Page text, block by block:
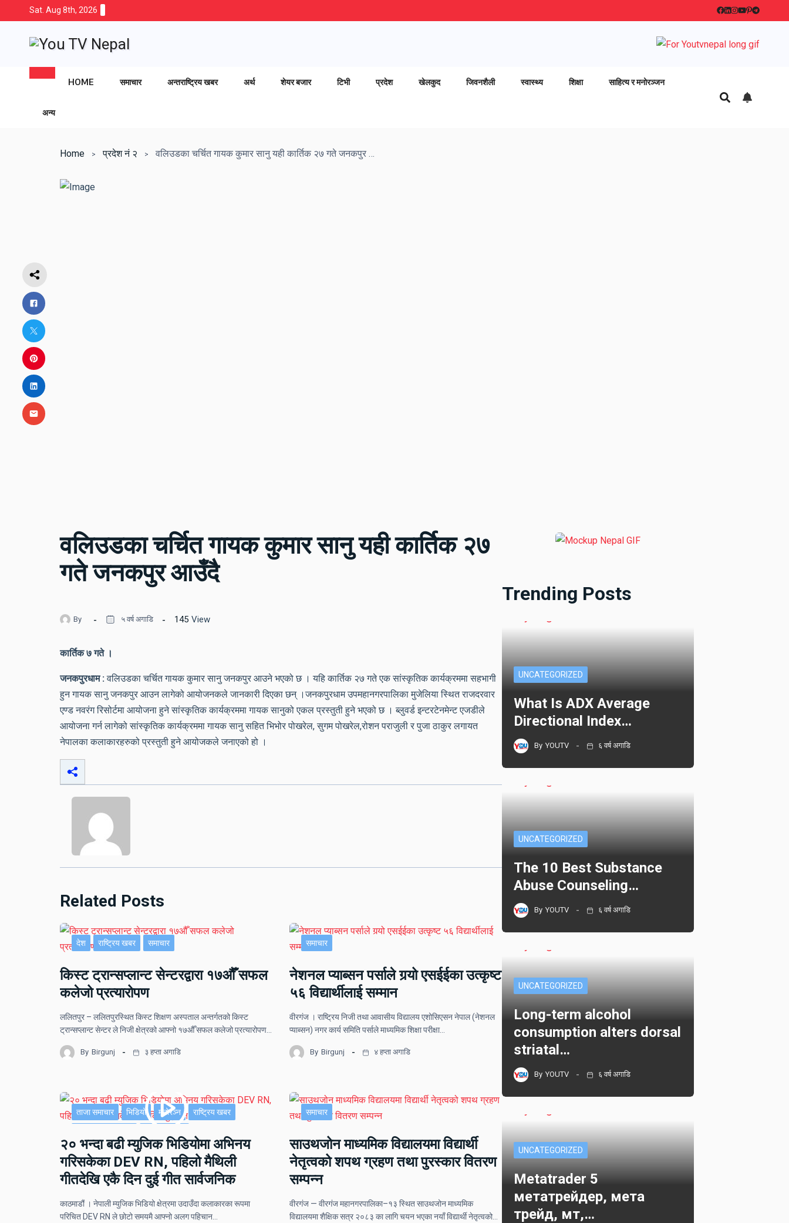
Sat. Aug 8th, 2026
HOME समाचार अन्तराष्ट्रिय खबर अर्थ शेयर बजार टिभी प्रदेश खेलकुद जिवनशैली स्वास्थ्य शिक्षा साहित्य र मनोरञ्जन
अन्य
Home प्रदेश नं २ वलिउडका चर्चित गायक कुमार सानु यही कार्तिक २७ गते जनकपुर आउँदै
वलिउडका चर्चित गायक कुमार सानु यही कार्तिक २७
गते जनकपुर आउँदै
By ५ वर्ष अगाडि 145 View
कार्तिक ७ गते ।
जनकपुरधाम :वलिउडका चर्चित गायक कुमार सानु जनकपुर आउने भएको छ । यहि कार्तिक २७ गते एक सांस्कृतिक कार्यक्रममा सहभागी
हुन गायक सानु जनकपुर आउन लागेको आयोजनकले जानकारी दिएका छन् ।जनकपुरधाम उपमहानगरपालिका मुजेलिया स्थित राजदरवार
एण्ड नवरंग रिसोर्टमा आयोजना हुने सांस्कृतिक कार्यक्रममा गायक सानुको एकल प्रस्तुती हुने भएको छ । ब्लुवर्ड इन्टरटेनमेन्ट एजडीले
आयोजना गर्न लागेको सांस्कृतिक कार्यक्रममा गायक सानु सहित भिभोर पोखरेल, सुगम पोखरेल,रोशन पराजुली र पुजा ठाकुर लगायत
नेपालका कलाकारहरुको प्रस्तुती हुने आयोजकले जनाएको हो ।
Related Posts
देश राष्ट्रिय खबर समाचार
किस्ट ट्रान्सप्लान्ट सेन्टरद्वारा १७औँ सफल
कलेजो प्रत्यारोपण
ललितपुर – ललितपुरस्थित किस्ट शिक्षण अस्पताल अन्तर्गतको किस्ट
ट्रान्सप्लान्ट सेन्टर ले निजी क्षेत्रको आफ्नो १७औँ सफल कलेजो प्रत्यारोपण…
By Birgunj ३ हप्ता अगाडि
समाचार
नेशनल प्याब्सन पर्साले गर्‍यो एसईईका उत्कृष्ट
५६ विद्यार्थीलाई सम्मान
वीरगंज । राष्ट्रिय निजी तथा आवासीय विद्यालय एशोसिएसन नेपाल (नेशनल
प्याब्सन) नगर कार्य समिति पर्साले माध्यमिक शिक्षा परीक्षा…
By Birgunj ४ हप्ता अगाडि
ताजा समाचार भिडियो मनोरञ्न राष्ट्रिय खबर
२० भन्दा बढी म्युजिक भिडियोमा अभिनय
गरिसकेका DEV RN, पहिलो मैथिली
गीतदेखि एकै दिन दुई गीत सार्वजनिक
काठमाडौं । नेपाली म्युजिक भिडियो क्षेत्रमा उदाउँदा कलाकारका रूपमा
परिचित DEV RN ले छोटो समयमै आफ्नो अलग पहिचान…
समाचार
साउथजोन माध्यमिक विद्यालयमा विद्यार्थी
नेतृत्वको शपथ ग्रहण तथा पुरस्कार वितरण
सम्पन्न
वीरगंज — वीरगंज महानगरपालिका–१३ स्थित साउथजोन माध्यमिक
विद्यालयमा शैक्षिक सत्र २०८३ का लागि चयन भएका नयाँ विद्यार्थी नेतृत्वको…
Trending Posts
UNCATEGORIZED
What Is ADX Average
Directional Index…
By YOUTV ६ वर्ष अगाडि
UNCATEGORIZED
The 10 Best Substance
Abuse Counseling…
By YOUTV ६ वर्ष अगाडि
UNCATEGORIZED
Long-term alcohol
consumption alters dorsal
striatal…
By YOUTV ६ वर्ष अगाडि
UNCATEGORIZED
Metatrader 5
метатрейдер, мета
трейд, мт,…